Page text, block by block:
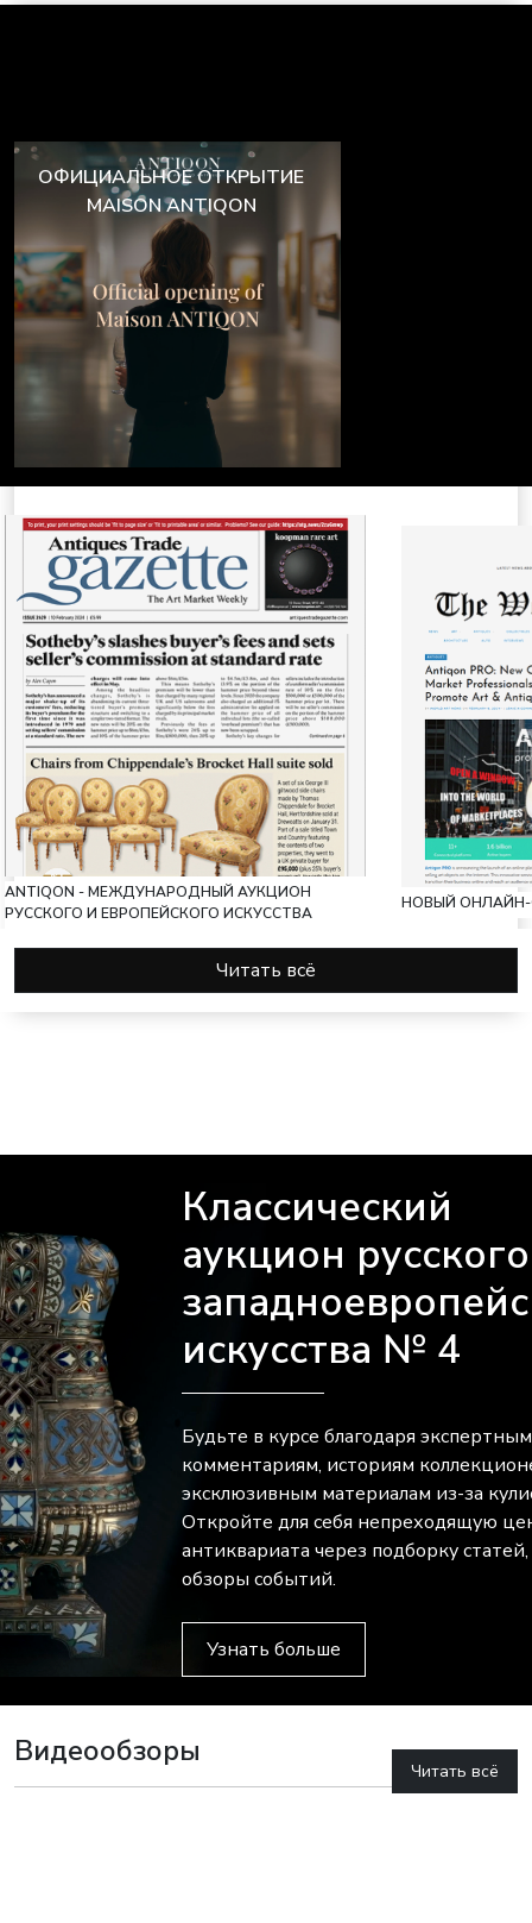
ОФИЦИАЛЬНОЕ ОТКРЫТИЕ
MAISON ANTIQON
ANTIQON - МЕЖДУНАРОДНЫЙ АУКЦИОН
РУССКОГО И ЕВРОПЕЙСКОГО ИСКУССТВА
НОВЫЙ ОНЛАЙН-
Читать всё
Классический
аукцион
искусства № 4
Будьте в курсе благодаря экспертным
комментариям, историям
эксклюзивным материалам из-за
Откройте для себя непреходящую
антиквариата через подборку
обзоры событий.
Узнать больше
Видеообзоры
Читать всё